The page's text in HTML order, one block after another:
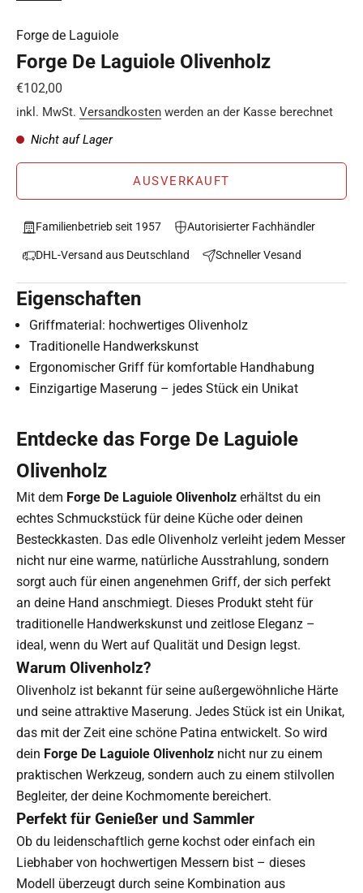
Forge de Laguiole
Forge De Laguiole Olivenholz
Angebot
€102,00
inkl. MwSt. Versandkosten werden an der Kasse berechnet
Nicht auf Lager
AUSVERKAUFT
Familienbetrieb seit 1957 Autorisierter Fachhändler
DHL-Versand aus Deutschland Schneller Vesand
Eigenschaften
Griffmaterial: hochwertiges Olivenholz
Traditionelle Handwerkskunst
Ergonomischer Griff für komfortable Handhabung
Einzigartige Maserung – jedes Stück ein Unikat
Entdecke das Forge De Laguiole
Olivenholz
Mit dem Forge De Laguiole Olivenholz erhältst du ein
echtes Schmuckstück für deine Küche oder deinen
Besteckkasten. Das edle Olivenholz verleiht jedem Messer
nicht nur eine warme, natürliche Ausstrahlung, sondern
sorgt auch für einen angenehmen Griff, der sich perfekt
an deine Hand anschmiegt. Dieses Produkt steht für
traditionelle Handwerkskunst und zeitlose Eleganz –
ideal, wenn du Wert auf Qualität und Design legst.
Warum Olivenholz?
Olivenholz ist bekannt für seine außergewöhnliche Härte
und seine attraktive Maserung. Jedes Stück ist ein Unikat,
das mit der Zeit eine schöne Patina entwickelt. So wird
dein Forge De Laguiole Olivenholz nicht nur zu einem
praktischen Werkzeug, sondern auch zu einem stilvollen
Begleiter, der deine Kochmomente bereichert.
Perfekt für Genießer und Sammler
Ob du leidenschaftlich gerne kochst oder einfach ein
Liebhaber von hochwertigen Messern bist – dieses
Modell überzeugt durch seine Kombination aus